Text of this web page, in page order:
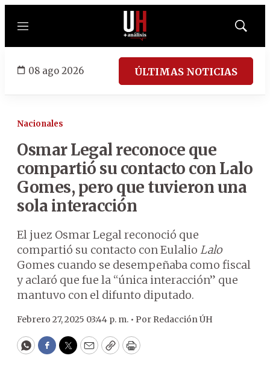
Menú
Mostrar
08 ago 2026 ÚLTIMAS NOTICIAS
Nacionales
Osmar Legal reconoce que
compartió su contacto con Lalo
Gomes, pero que tuvieron una
sola interacción
El juez Osmar Legal reconoció que
compartió su contacto con Eulalio Lalo
Gomes cuando se desempeñaba como fiscal
y aclaró que fue la “única interacción” que
mantuvo con el difunto diputado.
Febrero 27, 2025 03:44 p. m. • Por Redacción ÚH
WhatsApp
Facebook
Twitter
EmailCopyPrint